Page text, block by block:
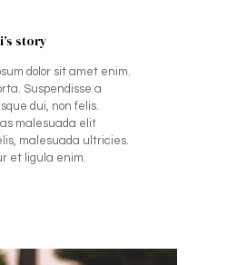
story
dolor sit amet enim.
Suspendisse a
dui, non felis.
malesuada elit
malesuada ultricies.
et ligula enim.